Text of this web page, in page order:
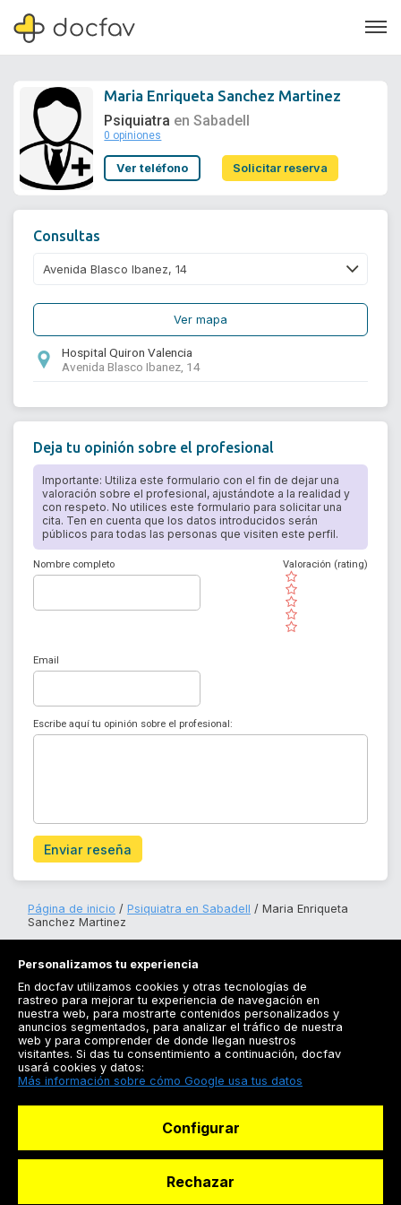
Soporte
Maria Enriqueta Sanchez Martinez
Psiquiatra en Sabadell
0 opiniones
Ver teléfono Solicitar reserva
Consultas
Ver mapa
Hospital Quiron Valencia
Avenida Blasco Ibanez, 14
Deja tu opinión sobre el profesional
Importante: Utiliza este formulario con el fin de dejar una
valoración sobre el profesional, ajustándote a la realidad y
con respeto. No utilices este formulario para solicitar una
cita. Ten en cuenta que los datos introducidos serán
públicos para todas las personas que visiten este perfil.
Nombre completo
( )
( )
( )
( )
( )
Valoración (rating)
Email
Escribe aquí tu opinión sobre el profesional:
Enviar reseña
Página de inicio Psiquiatra en Sabadell
Maria Enriqueta
Sanchez Martinez
Registrarse
Docfav
Personalizamos tu experiencia
En docfav utilizamos cookies y otras tecnologías de
rastreo para mejorar tu experiencia de navegación en
nuestra web, para mostrarte contenidos personalizados y
anuncios segmentados, para analizar el tráfico de nuestra
web y para comprender de donde llegan nuestros
visitantes. Si das tu consentimiento a continuación, docfav
usará cookies y datos:
Más información sobre cómo Google usa tus datos
Configurar
Rechazar